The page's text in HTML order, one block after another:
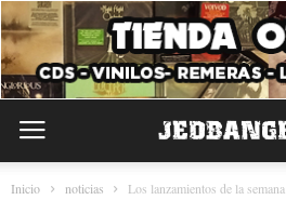
Inicio noticias Los lanzamientos de la semana